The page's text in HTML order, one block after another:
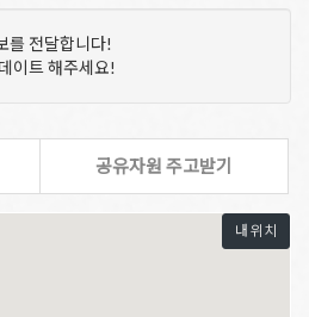
를 전달합니다!
이트 해주세요!
공유자원 주고받기
내 위치